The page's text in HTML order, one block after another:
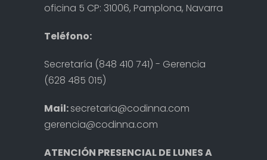
oficina 5 CP: 31006, Pamplona, Navarra
Teléfono:
Secretaría (848 410 741) - Gerencia
(628 485 015)
Mail:secretaria@codinna.com
gerencia@codinna.com
ATENCIÓN PRESENCIAL DE LUNES A